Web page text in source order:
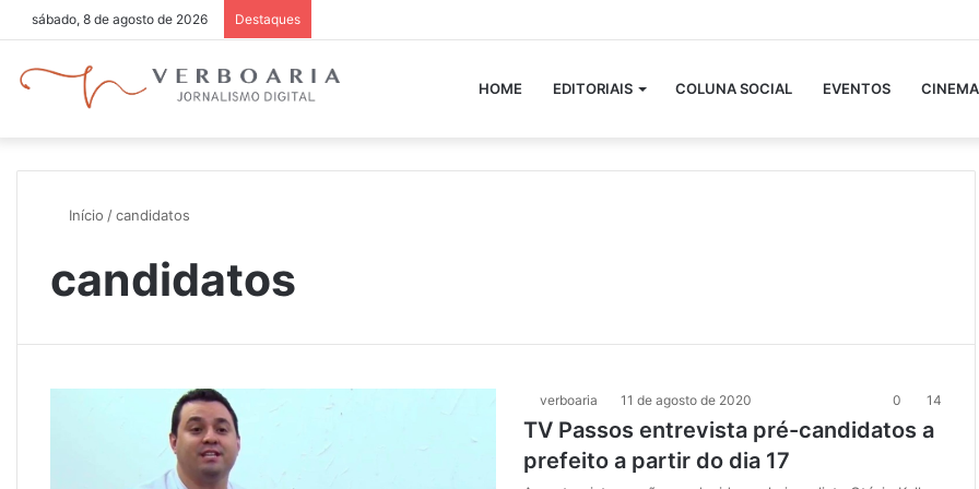
sábado, 8 de agosto de 2026 Destaques
HOME EDITORIAIS COLUNA SOCIAL EVENTOS CINEMA
Início /candidatos
candidatos
verboaria 11 de agosto de 2020 0 14
TV Passos entrevista pré-candidatos a
prefeito a partir do dia 17